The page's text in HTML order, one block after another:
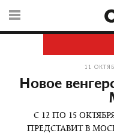
11
Новое
С 12 ПО 15
ПРЕДСТАВИТ В